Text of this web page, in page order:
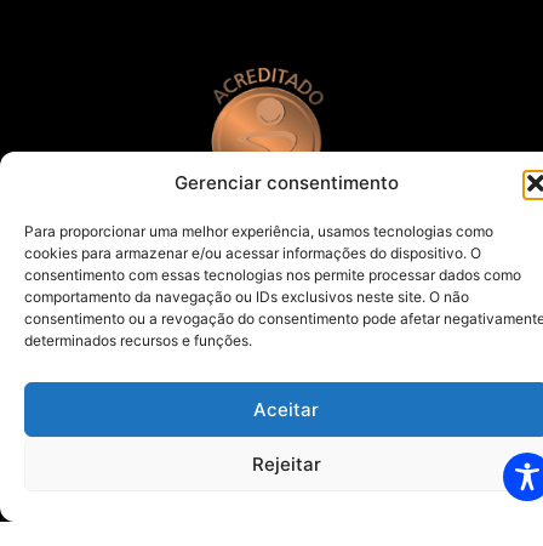
Gerenciar consentimento
Para proporcionar uma melhor experiência, usamos tecnologias como
cookies para armazenar e/ou acessar informações do dispositivo. O
consentimento com essas tecnologias nos permite processar dados como
comportamento da navegação ou IDs exclusivos neste site. O não
consentimento ou a revogação do consentimento pode afetar
determinados recursos e funções.
Aceitar
Rejeitar
Horários
Segunda à Quinta-feira: 07h00 às 12h00 13h00 às